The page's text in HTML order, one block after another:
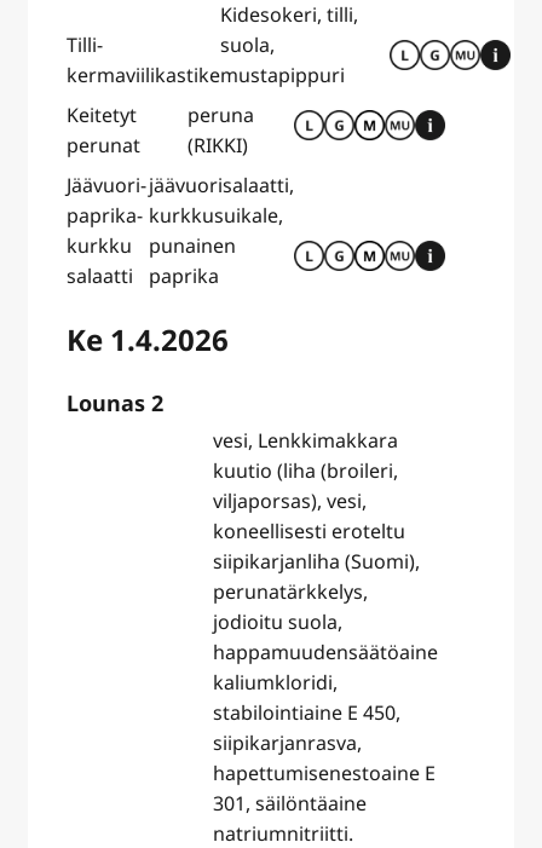
Tilli-
kermaviilikastike
Kidesokeri, tilli,
suola,
mustapippuri
Keitetyt
perunat
peruna
(RIKKI)
Jäävuori-
paprika-
kurkku
salaatti
jäävuorisalaatti,
kurkkusuikale,
punainen
paprika
Ke 1.4.2026
Lounas 2
vesi, Lenkkimakkara
kuutio (liha (broileri,
viljaporsas), vesi,
koneellisesti eroteltu
siipikarjanliha (Suomi),
perunatärkkelys,
jodioitu suola,
happamuudensäätöaine
kaliumkloridi,
stabilointiaine E 450,
siipikarjanrasva,
hapettumisenestoaine E
301, säilöntäaine
natriumnitriitti.